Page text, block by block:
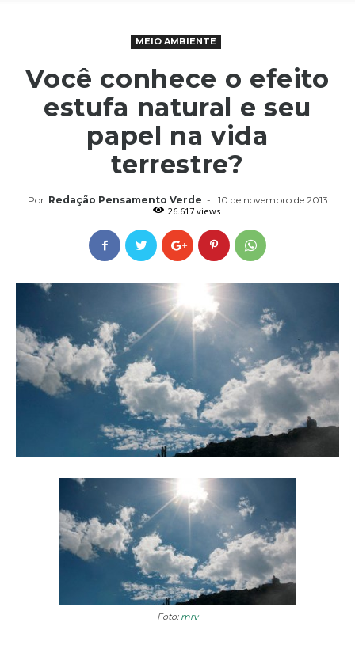
MEIO AMBIENTE
Você conhece o efeito
estufa natural e seu
papel na vida
terrestre?
Por Redação Pensamento Verde -
10 de novembro de 2013
26.617 views
Foto: mrv